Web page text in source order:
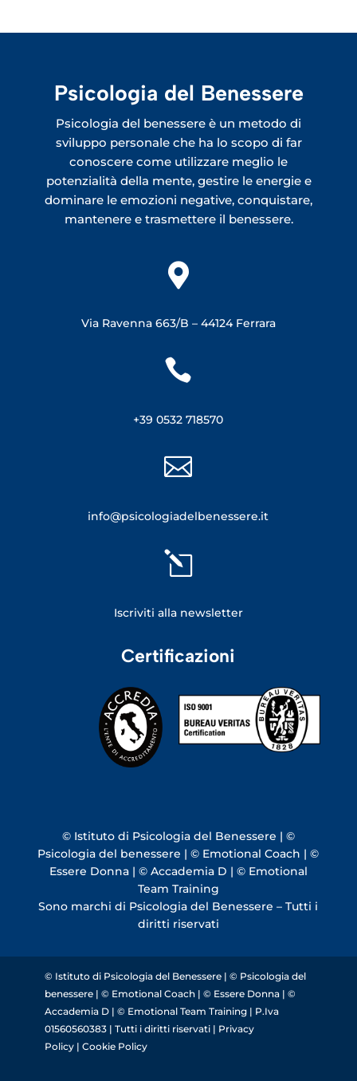
Psicologia del Benessere
Psicologia del benessere è un metodo di
sviluppo personale che ha lo scopo di far
conoscere come utilizzare meglio le
potenzialità della mente, gestire le energie e
dominare le emozioni negative, conquistare,
mantenere e trasmettere il benessere.

Via Ravenna 663/B – 44124 Ferrara

+39 0532 718570

info@psicologiadelbenessere.it
l
Iscriviti alla newsletter
Certificazioni
© Istituto di Psicologia del Benessere | ©
Psicologia del benessere | © Emotional Coach | ©
Essere Donna | © Accademia D | © Emotional
Team Training
Sono marchi di Psicologia del Benessere – Tutti i
diritti riservati
© Istituto di Psicologia del Benessere | © Psicologia del
benessere | © Emotional Coach | © Essere Donna | ©
Accademia D | © Emotional Team Training | P.Iva
01560560383 | Tutti i diritti riservati | Privacy
Policy | Cookie Policy